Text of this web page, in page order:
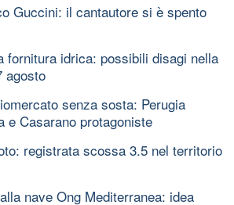
Guccini: il cantautore si è spento
fornitura idrica: possibili disagi nella
agosto
senza sosta: Perugia
e Casarano protagoniste
registrata scossa 3.5 nel territorio
nave Ong Mediterranea: idea